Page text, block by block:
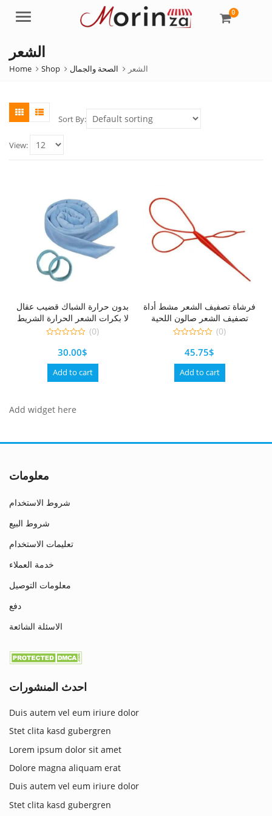
Menu 0
الشعر
Home Shop الصحة والجمال الشعر
Sort By:
View:
بدون حرارة الشباك قضيب عقال
لا بكرات الشعر الحرارة الشريط
بكرات شعر النوم لينة الضفيرة
بنفسك أداة تصفيف الشعر
5
(0)
30.00$
Add to cart
فرشاة تصفيف الشعر مشط أداة
تصفيف الشعر صالون اللحية
حلاقة الجيب لينة الخنزير خشبي
مكافحة ساكنة تدليك
5
(0)
45.75$
Add to cart
Add widget here
معلومات
شروط الاستخدام
شروط البيع
تعليمات الاستخدام
خدمة العملاء
معلومات التوصيل
دفع
الاسئلة الشائعة
احدث المنشورات
Duis autem vel eum iriure dolor
Stet clita kasd gubergren
Lorem ipsum dolor sit amet
Dolore magna aliquam erat
Duis autem vel eum iriure dolor
Stet clita kasd gubergren